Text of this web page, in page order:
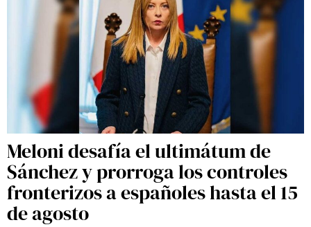
Meloni desafía el ultimátum de
Sánchez y prorroga los controles
fronterizos a españoles hasta el 15
de agosto